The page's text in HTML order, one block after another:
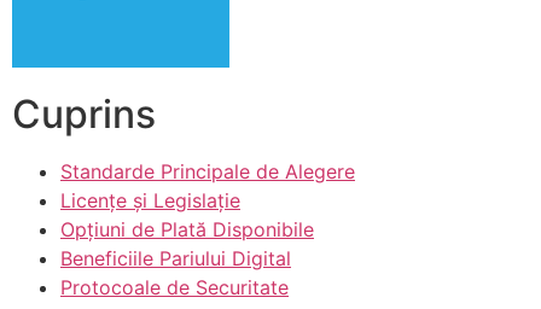
Cuprins
Standarde Principale de Alegere
Licențe și Legislație
Opțiuni de Plată Disponibile
Beneficiile Pariului Digital
Protocoale de Securitate